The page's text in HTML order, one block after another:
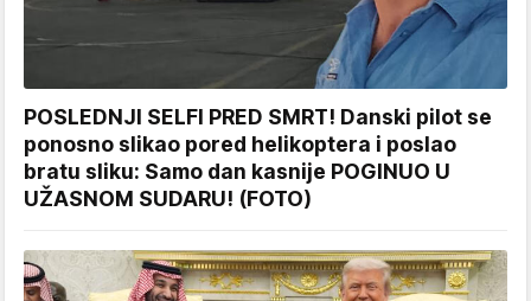
POSLEDNJI SELFI PRED SMRT! Danski pilot se
ponosno slikao pored helikoptera i poslao
bratu sliku: Samo dan kasnije POGINUO U
UŽASNOM SUDARU! (FOTO)